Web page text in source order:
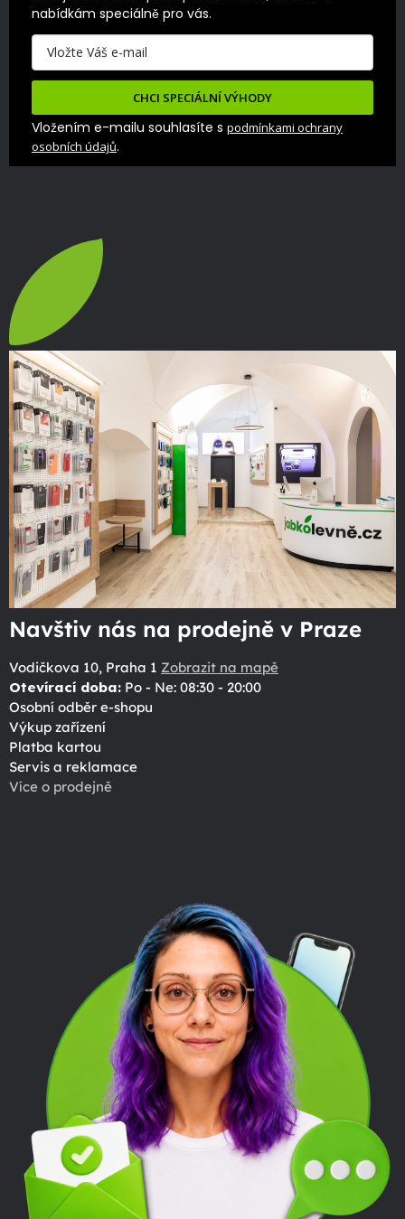
nabídkám speciálně pro vás.
CHCI SPECIÁLNÍ VÝHODY
Vložením e-mailu souhlasíte s podmínkami ochrany
osobních údajů.
Navštiv nás na prodejně v Praze
Vodičkova 10, Praha 1 Zobrazit na mapě
Otevírací doba: Po - Ne: 08:30 - 20:00
Osobní odběr e-shopu
Výkup zařízení
Platba kartou
Servis a reklamace
Více o prodejně